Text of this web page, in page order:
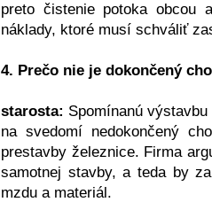
preto čistenie potoka obcou
náklady, ktoré musí schváliť
4. Prečo nie je dokončený
starosta: Spomínanú
na svedomí nedokončený
prestavby železnice. Firma
samotnej stavby, a teda by
mzdu a materiál.